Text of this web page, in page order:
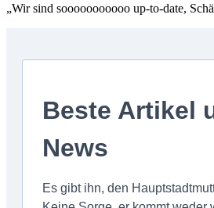
„Wir sind sooooooooooo up-to-date,